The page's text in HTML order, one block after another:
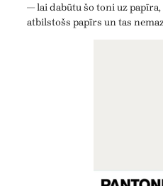
— lai dabūtu šo toni uz
atbilstošs papīrs un tas